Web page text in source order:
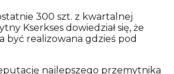
300 szt. z kwartalnej
Kserkses dowiedział się, że
być realizowana gdzieś pod
najlepszego przemytnika